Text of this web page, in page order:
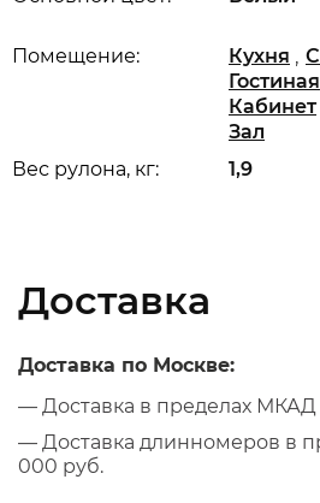
Вес рулона, кг: 1,9
Помещение: Кухня ,
Гостиная
Кабинет
Зал
Доставка
Доставка по Москве:
— Доставка в пределах МКАД
— Доставка длинномеров в
000 руб.